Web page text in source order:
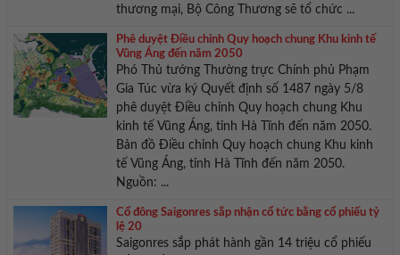
thương mại, Bộ Công Thương sẽ tổ chức ...
Phê duyệt Điều chỉnh Quy hoạch chung Khu kinh tế
Vũng Áng đến năm 2050
Phó Thủ tướng Thường trực Chính phủ Phạm
Gia Túc vừa ký Quyết định số 1487 ngày 5/8
phê duyệt Điều chỉnh Quy hoạch chung Khu
kinh tế Vũng Áng, tỉnh Hà Tĩnh đến năm 2050.
Bản đồ Điều chỉnh Quy hoạch chung Khu kinh
tế Vũng Áng, tỉnh Hà Tĩnh đến năm 2050.
Nguồn: ...
Cổ đông Saigonres sắp nhận cổ tức bằng cổ phiếu tỷ
lệ 20
Saigonres sắp phát hành gần 14 triệu cổ phiếu